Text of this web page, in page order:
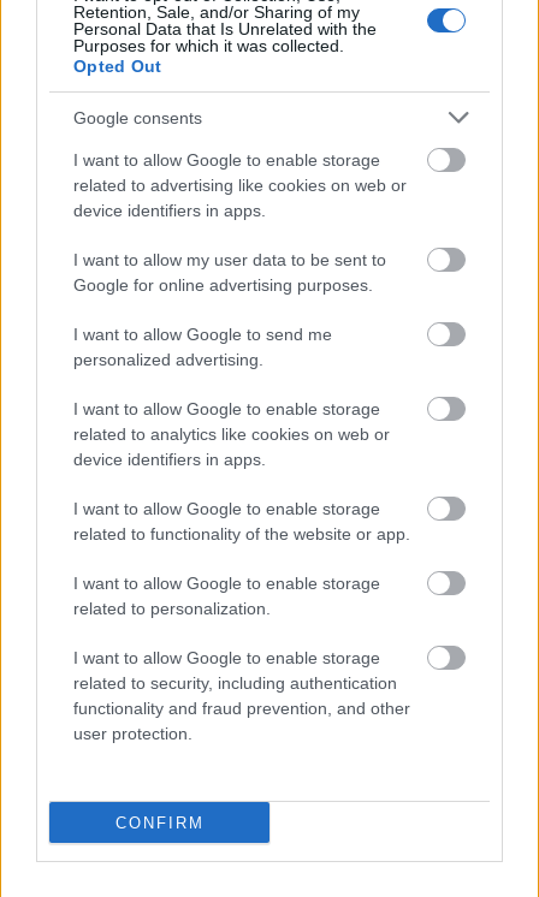
Retention, Sale, and/or Sharing of my
Personal Data that Is Unrelated with the
Purposes for which it was collected.
Opted Out
Google consents
I want to allow Google to enable storage
related to advertising like cookies on web or
device identifiers in apps.
I want to allow my user data to be sent to
Google for online advertising purposes.
I want to allow Google to send me
personalized advertising.
I want to allow Google to enable storage
related to analytics like cookies on web or
device identifiers in apps.
I want to allow Google to enable storage
related to functionality of the website or app.
I want to allow Google to enable storage
related to personalization.
I want to allow Google to enable storage
related to security, including authentication
functionality and fraud prevention, and other
user protection.
CONFIRM
Ανοικτές 1.779 θέσεις εργασίας στο
Δημόσιο (χωρίς πτυχίο)
ΥΠΕΣ: Προγραμματισμός προσλήψεων
2027 - Παρατείνεται το Β' Στάδιο
Προσλήψεις αναπληρωτών: Περίπου
30.000 ονόματα στην α' φάση
Προσλήψεις στο Εθνικό Θέατρο για
προσόντα
ΔΕΔΔΗΕ Θέσεις εργασίας Προσλήψεις